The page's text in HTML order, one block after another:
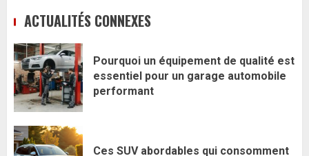
ACTUALITÉS CONNEXES
Pourquoi un équipement de qualité est
essentiel pour un garage automobile
performant
Ces SUV abordables qui consomment